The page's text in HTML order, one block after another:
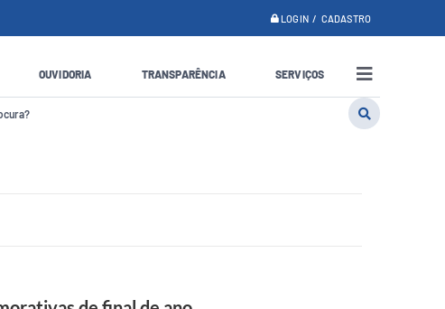
LOGIN / CADASTRO
OUVIDORIA TRANSPARÊNCIA SERVIÇOS